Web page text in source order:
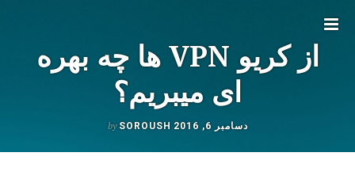
Toggle
sidebar
از کریو VPN ها چه بهره
ای میبریم؟
دسامبر 6, 2016 SOROUSH
راهبری